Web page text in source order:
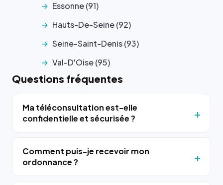
Essonne (91)
Hauts-De-Seine (92)
Seine-Saint-Denis (93)
Val-D'Oise (95)
Questions fréquentes
Ma téléconsultation est-elle
confidentielle et sécurisée ?
Comment puis-je recevoir mon
ordonnance ?